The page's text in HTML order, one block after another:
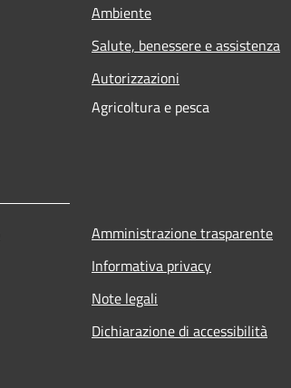
Ambiente
Salute, benessere e assistenza
Autorizzazioni
Agricoltura e pesca
Amministrazione trasparente
Informativa privacy
Note legali
Dichiarazione di accessibilità